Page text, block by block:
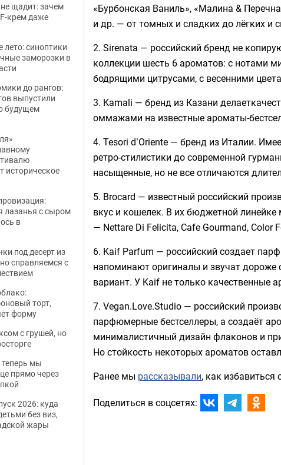
«Бурбонская Ваниль», «Малина &
и др. — от томных и сладких до лёгких и
2. Sirenata — российский бренд не
коллекции шесть 6 ароматов: с нотами
бодрящими цитрусами, с весенними
3. Kamali — бренд из Казани
оммажами на известные ароматы-
4. Tesori d’Oriente — бренд из Италии.
ретро-стилистики до современной
насыщенные, но не все отличаются
5. Brocard — известный российский
вкус и кошелек. В их бюджетной
— Nettare Di Felicita, Cafe Gourmand, Color
6. Kaif Parfum — российский создает
напоминают оригиналы и звучат дороже
вариант. У Kaif не только качественные
7. Vegan.Love.Studio — российский
парфюмерные бестселлеры, а создаёт
минималистичный дизайн флаконов и
Но стойкость некоторых ароматов
Ранее мы рассказывали, как избавиться
Поделиться в соцсетях:
щадит: зачем
крем даже
лето: синоптики
заморозки в
до рангов:
выпустили
будущем
историческое
лазанья с сыром
в
под десерт из
справляемся с
торт,
форму
с грушей, но
мы
прямо через
2026: куда
без виз,
жары